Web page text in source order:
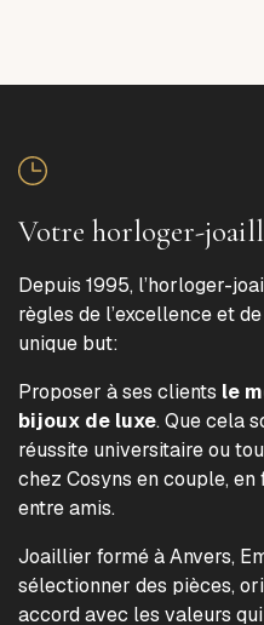
Votre horloger-
Depuis 1995, l’horloger-
règles de l’excellence et
unique but:
Proposer à ses clients le
bijoux de luxe. Que cela
réussite universitaire ou
chez Cosyns en couple,
entre amis.
Joaillier formé à Anvers,
sélectionner des pièces,
accord avec les valeurs